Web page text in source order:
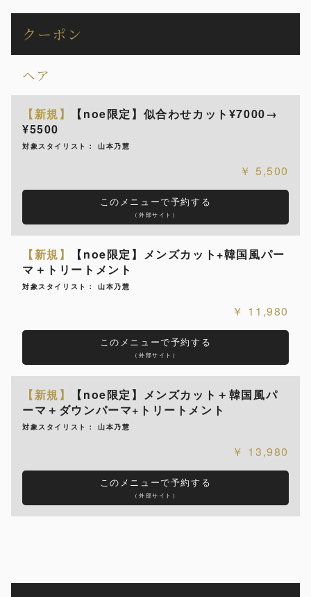
クーポン
ヘア
【新規】
【noe限定】似合わせカット¥7000→
¥5500
対象スタイリスト： 山本乃慧
5,500
このメニューで予約する
（外部サイト）
【新規】
【noe限定】メンズカット+韓国風パー
マ＋トリートメント
対象スタイリスト： 山本乃慧
11,980
このメニューで予約する
（外部サイト）
【新規】
【noe限定】メンズカット＋韓国風パ
ーマ＋ダウンパーマ+トリートメント
対象スタイリスト： 山本乃慧
13,980
このメニューで予約する
（外部サイト）